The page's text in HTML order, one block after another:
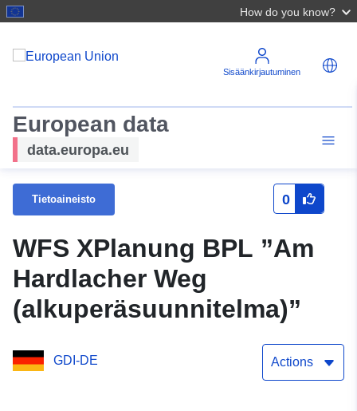
How do you know?
Sisäänkirjautuminen
European data
data.europa.eu
Tietoaineisto 0
WFS XPlanung BPL ”Am
Hardlacher Weg
(alkuperäsuunnitelma)”
GDI-DE Actions